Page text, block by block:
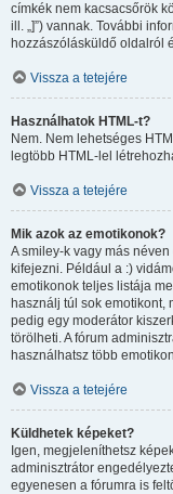
címkék nem kacsacsőrök
ill. „]”) vannak. További
hozzászólásküldő oldalról
Vissza a tetejére
Használhatok HTML-t?
Nem. Nem lehetséges
legtöbb HTML-lel
Vissza a tetejére
Mik azok az emotikonok?
A smiley-k vagy más
kifejezni. Például a :)
emotikonok teljes listája
használj túl sok emotikont,
pedig egy moderátor
törölheti. A fórum
használhatsz több
Vissza a tetejére
Küldhetek képeket?
Igen, megjeleníthetsz
adminisztrátor
egyenesen a fórumra is